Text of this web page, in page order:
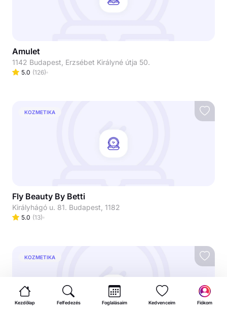
Amulet
1142 Budapest, Erzsébet Királyné útja 50.
5.0 (126)
KOZMETIKA
Fly Beauty By Betti
Királyhágó u. 81. Budapest, 1182
5.0 (13)
KOZMETIKA
Kezdőlap Felfedezés Foglalásaim Kedvenceim Fiókom